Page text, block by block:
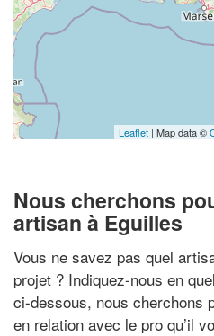
Leaflet | Map data ©
Nous cherchons
artisan à Eguilles
Vous ne savez pas quel
projet ? Indiquez-nous en
ci-dessous, nous cherchons
en relation avec le pro qu’il